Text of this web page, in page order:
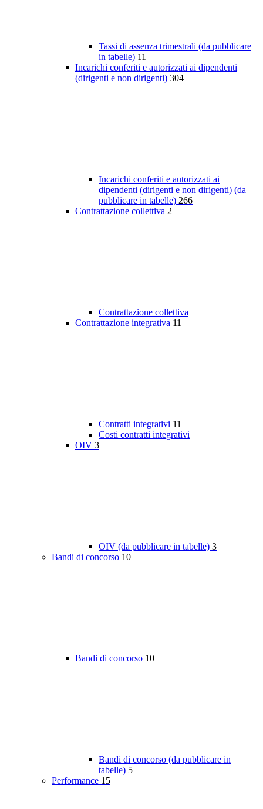
Tassi di assenza trimestrali (da pubblicare
in tabelle) 11
Incarichi conferiti e autorizzati ai dipendenti
(dirigenti e non dirigenti) 304
Incarichi conferiti e autorizzati ai
dipendenti (dirigenti e non dirigenti) (da
pubblicare in tabelle) 266
Contrattazione collettiva 2
Contrattazione collettiva
Contrattazione integrativa 11
Contratti integrativi 11
Costi contratti integrativi
OIV 3
OIV (da pubblicare in tabelle) 3
Bandi di concorso 10
Bandi di concorso 10
Bandi di concorso (da pubblicare in
tabelle) 5
Performance 15